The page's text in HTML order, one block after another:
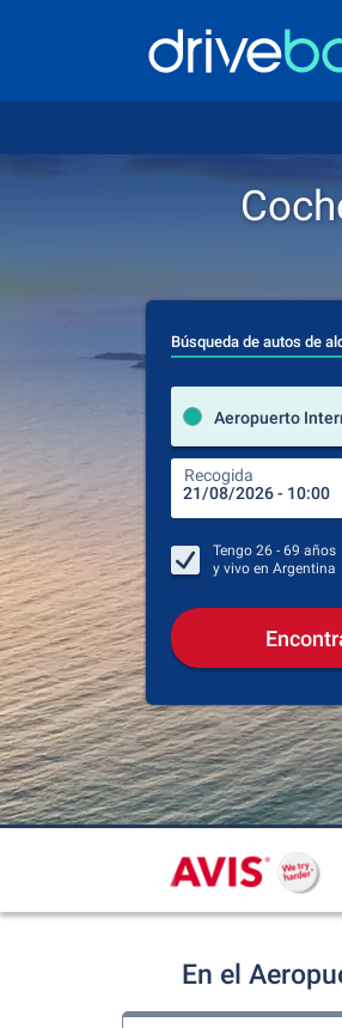
Búsqueda de autos de
Recogida
Tengo 26 - 69 años
y vivo en Argentina
En el